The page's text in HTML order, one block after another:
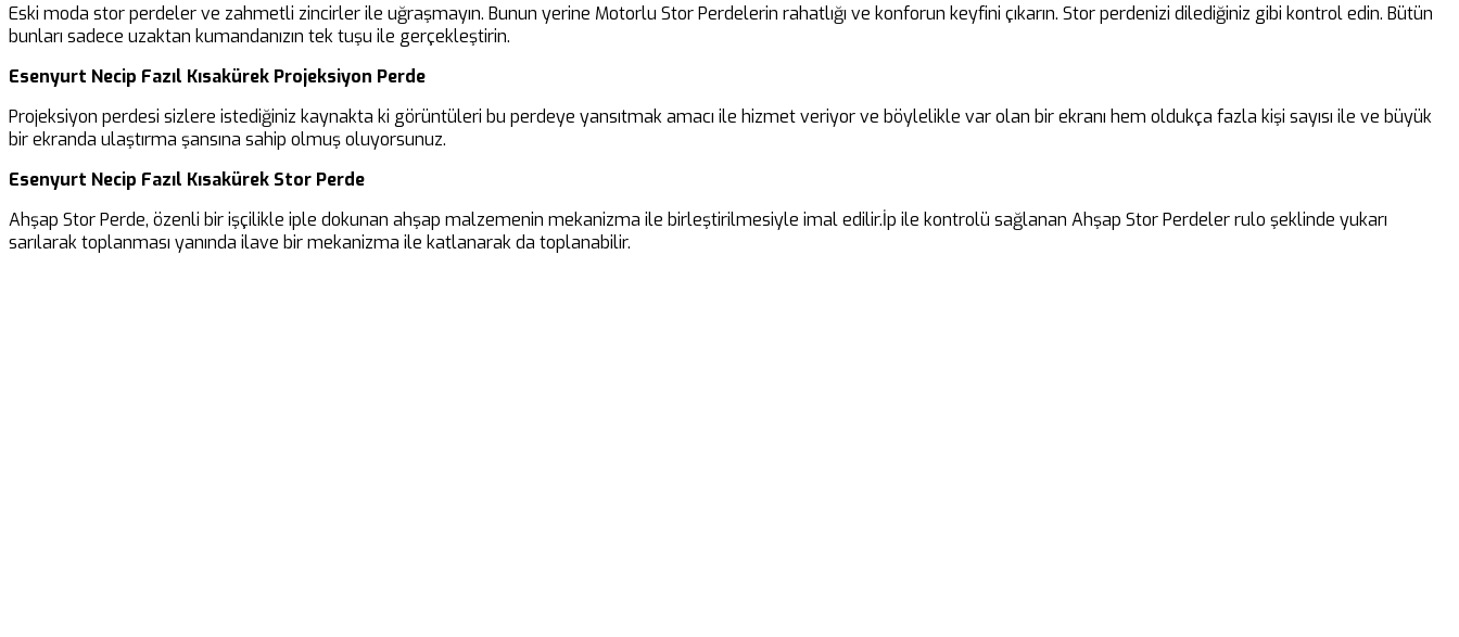
Eski moda stor perdeler ve zahmetli zincirler ile uğraşmayın. Bunun yerine Motorlu Stor Perdelerin rahatlığı ve konforun keyfini çıkarın. Stor perdenizi dilediğiniz gibi kontrol edin. Bütün
bunları sadece uzaktan kumandanızın tek tuşu ile gerçekleştirin.
Esenyurt Necip Fazıl Kısakürek Projeksiyon Perde
Projeksiyon perdesi sizlere istediğiniz kaynakta ki görüntüleri bu perdeye yansıtmak amacı ile hizmet veriyor ve böylelikle var olan bir ekranı hem oldukça fazla kişi sayısı ile ve büyük
bir ekranda ulaştırma şansına sahip olmuş oluyorsunuz.
Esenyurt Necip Fazıl Kısakürek Stor Perde
Ahşap Stor Perde, özenli bir işçilikle iple dokunan ahşap malzemenin mekanizma ile birleştirilmesiyle imal edilir.İp ile kontrolü sağlanan Ahşap Stor Perdeler rulo şeklinde yukarı
sarılarak toplanması yanında ilave bir mekanizma ile katlanarak da toplanabilir.